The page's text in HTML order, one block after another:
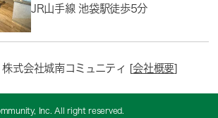
JR山手線 池袋駅徒歩5分
株式会社城南コミュニティ [会社概要]
Inc. All right reserved.